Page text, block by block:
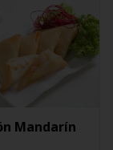
Mandarín